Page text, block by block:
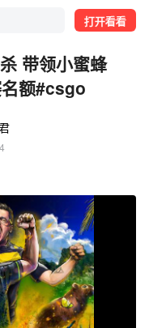
打开看看
带领小蜜蜂
额#csgo